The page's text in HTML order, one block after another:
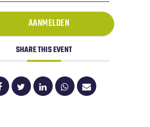
AANMELDEN
SHARE THIS EVENT